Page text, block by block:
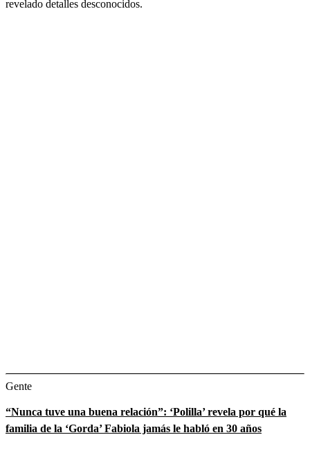
revelado detalles desconocidos.
Gente
“Nunca tuve una buena relación”: ‘Polilla’ revela por qué la
familia de la ‘Gorda’ Fabiola jamás le habló en 30 años